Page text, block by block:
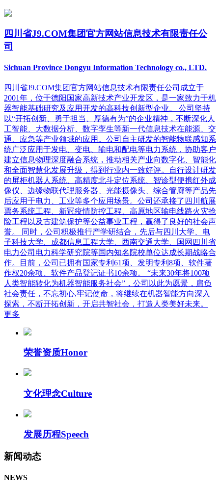
四川省J9.COM集团官方网站信息技术有限责任公
司
Sichuan Province Dongyu Information Technology co., LTD.
四川省J9.COM集团官方网站信息技术有限责任公司成立于
2001年，位于德阳国家高新技术产业开发区，是一家致力于机
器智能基础研究及应用开发的高科技创新型企业。 公司坚持
以“开拓创新、勇于担当、厚德有为”的企业精神，不断深化人
工智能、大数据分析、数字孪生等新一代信息技术在能源、交
通、应急等产业领域的应用。公司自主研发的智能物联感知系
统广泛应用于发电、变电、输电和配电等电力系统，协助客户
建立信息物理深度融合系统，推动相关产业向数字化、智能化
和全面智慧化发展升级，得到行业内一致好评。自行设计研发
的屏柜机器人系统、高精度北斗定位系统、智诊型便携红外成
像仪、边缘物联代理服务器、光能摄像头、综合管廊等产品先
后应用于电力、工业等多个应用场景。公司还承接了四川航展
票务系统工程、新冠疫情防控工程、高原地区输电线路火灾抢
险工程以及古建筑保护等公益事业工程，赢得了良好的社会声
誉。 同时，公司积极推行产学研结合，先后与四川大学、电
子科技大学、成都信息工程大学、西南交通大学、国网四川省
电力公司电力科学研究院等国内知名院校单位达成长期战略合
作。目前，公司已拥有国家专利61项、发明专利8项、软件著
作权20余项、软件产品登记证书10余项。 “未来30年将100项
人类智能转化为机器智能服务社会”，公司以此为愿景，肩负
社会责任，不忘初心,牢记使命，将继续在机器智能方向深入
探索，不断开拓创新，开启共智社会，打造人类美好未来。
更多
荣誉资质Honor
文化理念Culture
发展历程Speech
新闻动态
NEWS